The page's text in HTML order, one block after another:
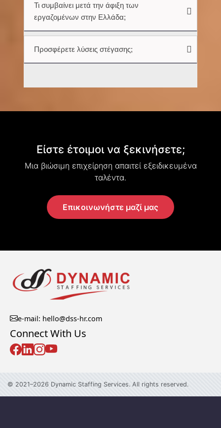
Τι συμβαίνει μετά την άφιξη των
εργαζομένων στην Ελλάδα;
Προσφέρετε λύσεις στέγασης;
Είστε έτοιμοι να ξεκινήσετε;
Μια βιώσιμη επιχείρηση απαιτεί εξειδικευμένα
ταλέντα.
Επικοινωνήστε μαζί μας
e-mail: hello@dss-hr.com
Connect With Us
© 2021–2026 Dynamic Staffing Services. All rights reserved.